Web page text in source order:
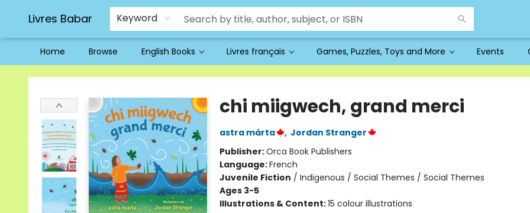
Livres Babar Keyword
Home Browse English Books Livres français Games, Puzzles, Toys and More Events
Livres Babar
chi miigwech, grand merci
astra márta , Jordan Stranger
Publisher:Orca Book Publishers
Language:French
Juvenile Fiction / Indigenous / Social Themes / Social Themes
Ages 3-5
Illustrations & Content:15 colour illustrations